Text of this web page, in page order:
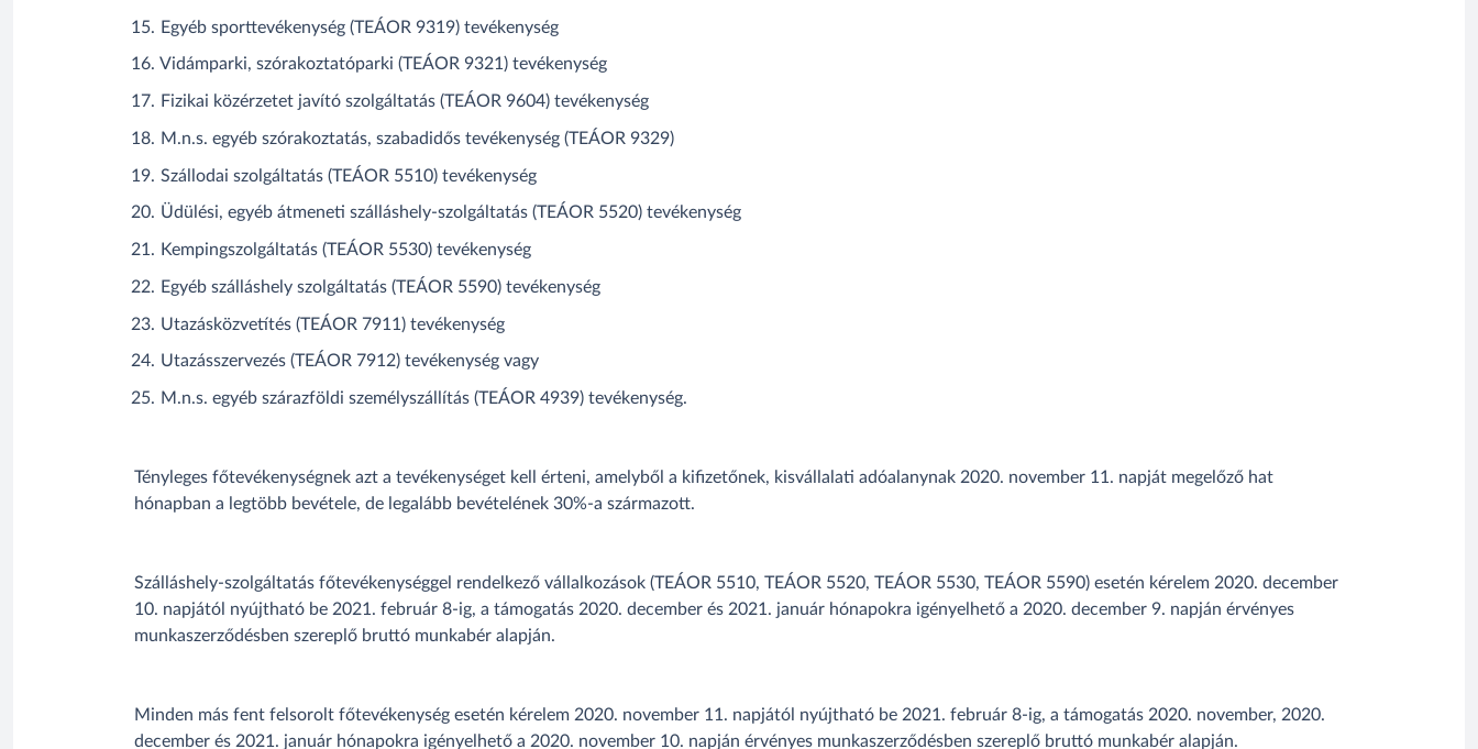
Egyéb sporttevékenység (TEÁOR 9319) tevékenység
Vidámparki, szórakoztatóparki (TEÁOR 9321) tevékenység
Fizikai közérzetet javító szolgáltatás (TEÁOR 9604) tevékenység
M.n.s. egyéb szórakoztatás, szabadidős tevékenység (TEÁOR 9329)
Szállodai szolgáltatás (TEÁOR 5510) tevékenység
Üdülési, egyéb átmeneti szálláshely-szolgáltatás (TEÁOR 5520) tevékenység
Kempingszolgáltatás (TEÁOR 5530) tevékenység
Egyéb szálláshely szolgáltatás (TEÁOR 5590) tevékenység
Utazásközvetítés (TEÁOR 7911) tevékenység
Utazásszervezés (TEÁOR 7912) tevékenység vagy
M.n.s. egyéb szárazföldi személyszállítás (TEÁOR 4939) tevékenység.
Tényleges főtevékenységnek azt a tevékenységet kell érteni, amelyből a kifizetőnek, kisvállalati adóalanynak 2020. november 11. napját megelőző hat
hónapban a legtöbb bevétele, de legalább bevételének 30%-a származott.
Szálláshely-szolgáltatás főtevékenységgel rendelkező vállalkozások (TEÁOR 5510, TEÁOR 5520, TEÁOR 5530, TEÁOR 5590) esetén kérelem 2020. december
10. napjától nyújtható be 2021. február 8-ig, a támogatás 2020. december és 2021. január hónapokra igényelhető a 2020. december 9. napján érvényes
munkaszerződésben szereplő bruttó munkabér alapján.
Minden más fent felsorolt főtevékenység esetén kérelem 2020. november 11. napjától nyújtható be 2021. február 8-ig, a támogatás 2020. november, 2020.
december és 2021. január hónapokra igényelhető a 2020. november 10. napján érvényes munkaszerződésben szereplő bruttó munkabér alapján.